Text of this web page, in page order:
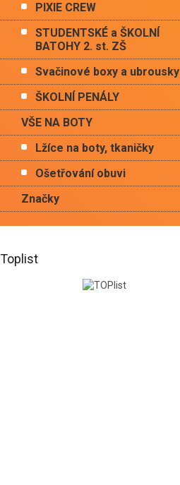
PIXIE CREW
STUDENTSKÉ a ŠKOLNÍ
BATOHY 2. st. ZŠ
Svačinové boxy a ubrousky
ŠKOLNÍ PENÁLY
VŠE NA BOTY
Lžíce na boty, tkaničky
Ošetřování obuvi
Značky
Toplist